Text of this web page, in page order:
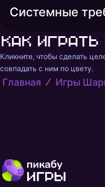
Системные
Как играть
Кликните, чтобы сделать
совпадать с ним по цвету.
Главная Игры